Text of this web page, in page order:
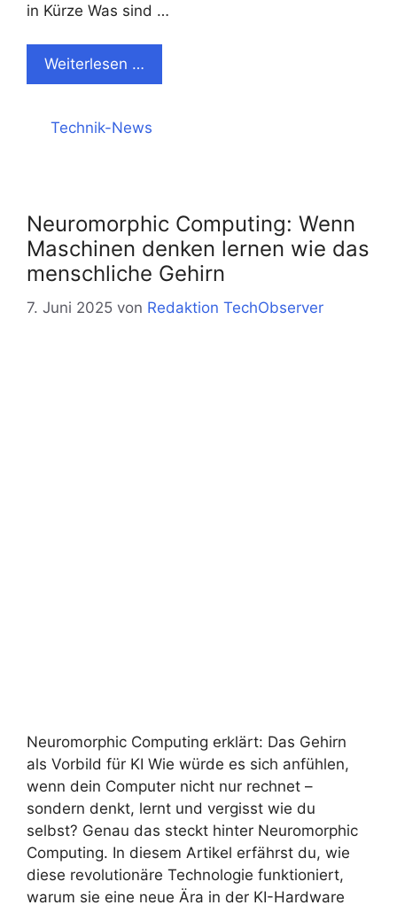
in Kürze Was sind …
Weiterlesen …
Kategorien
Technik-News
Neuromorphic Computing: Wenn
Maschinen denken lernen wie das
menschliche Gehirn
7. Juni 2025 von Redaktion TechObserver
Neuromorphic Computing erklärt: Das Gehirn
als Vorbild für KI Wie würde es sich anfühlen,
wenn dein Computer nicht nur rechnet –
sondern denkt, lernt und vergisst wie du
selbst? Genau das steckt hinter Neuromorphic
Computing. In diesem Artikel erfährst du, wie
diese revolutionäre Technologie funktioniert,
warum sie eine neue Ära in der KI-Hardware